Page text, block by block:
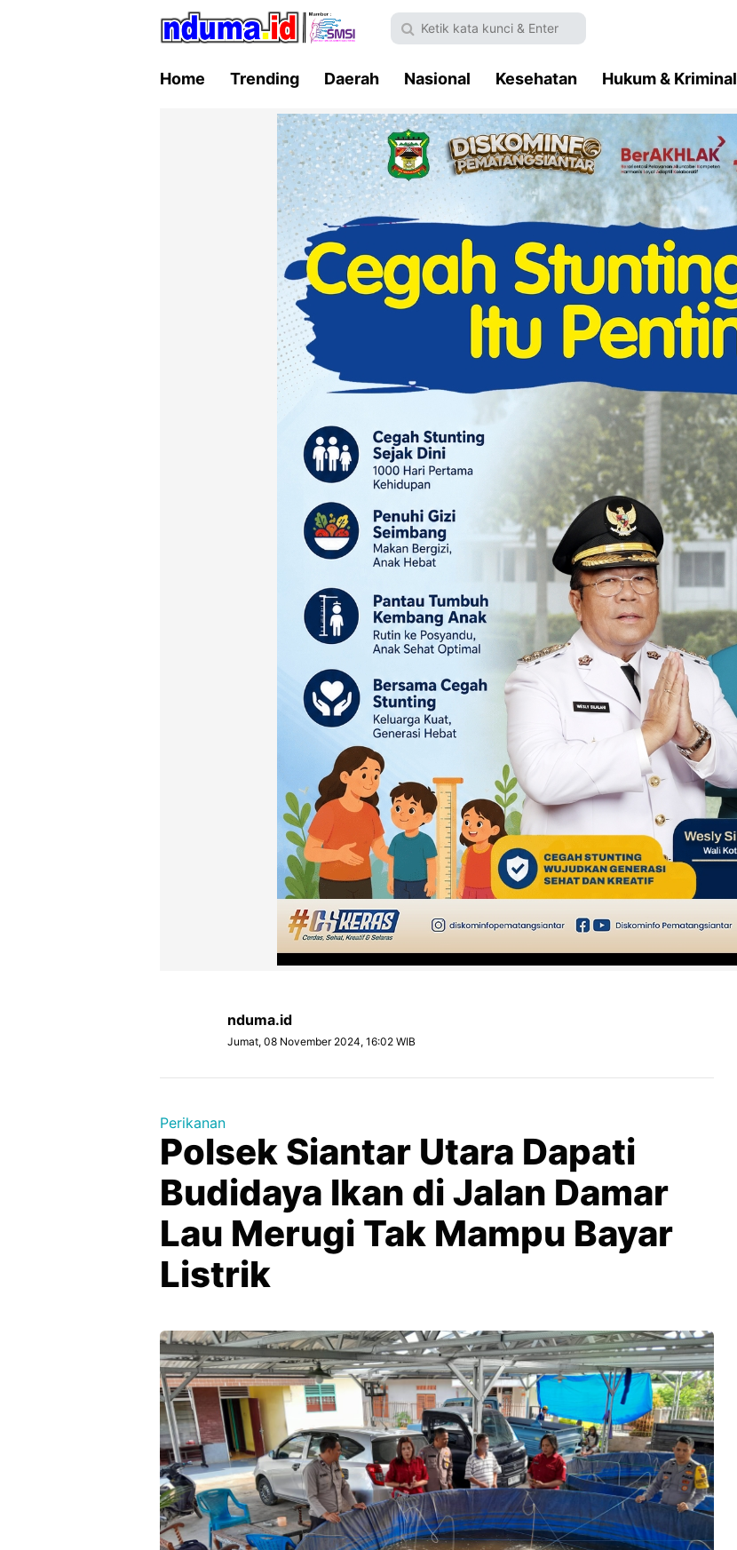
Home Trending Daerah Nasional Kesehatan Hukum & Kriminal
nduma.id
Jumat, 08 November 2024, 16:02 WIB
Perikanan
Polsek Siantar Utara Dapati
Budidaya Ikan di Jalan Damar
Lau Merugi Tak Mampu Bayar
Listrik